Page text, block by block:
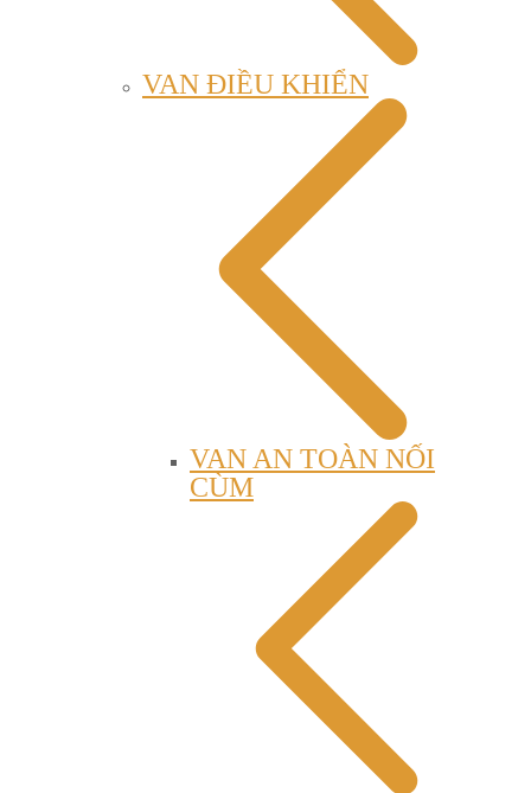
VAN ĐIỀU KHIỂN
VAN AN TOÀN NỐI
CÙM